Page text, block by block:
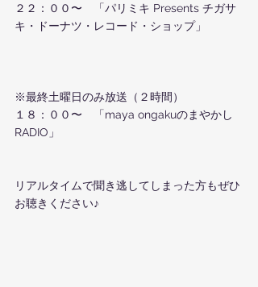
２２：００〜　「パリミキ Presents チガサ
キ・ドーナツ・レコード・ショップ」
※最終土曜日のみ放送（２時間）
１８：００〜　「maya ongakuのまやかし
RADIO」
リアルタイムで聞き逃してしまった方もぜひ
お聴きください♪